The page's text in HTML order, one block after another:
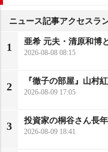
ニュース記事アクセスラ
1
亜希 元夫・清原和博
2026-08-08 08:15
2
『徹子の部屋』山村
2026-08-09 17:05
3
投資家の桐谷さん長
2026-08-09 18:41